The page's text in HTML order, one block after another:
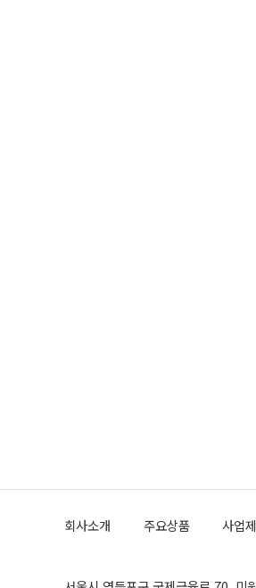
회사소개 주요상품 사업